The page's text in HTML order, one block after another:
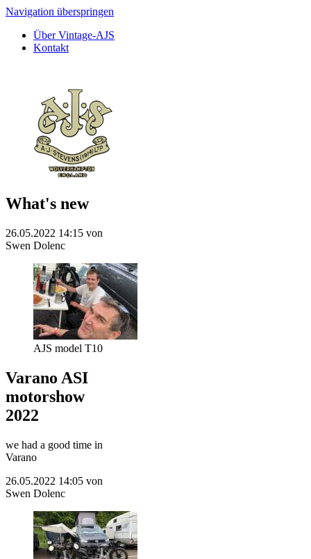
Navigation überspringen
Über Vintage-AJS
Kontakt
What's new
26.05.2022 14:15 von
Swen Dolenc
AJS model T10
Varano ASI
motorshow
2022
we had a good time in
Varano
26.05.2022 14:05 von
Swen Dolenc